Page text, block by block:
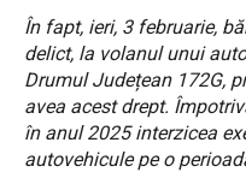
În fapt, ieri, 3 februarie,
delict, la volanul unui
Drumul Județean 172G,
avea acest drept.
în anul 2025 interzicea
autovehicule pe o